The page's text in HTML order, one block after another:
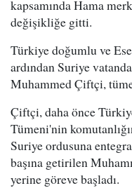
kapsamında Hama
değişikliğe gitti.
Türkiye doğumlu ve
ardından Suriye
Muhammed Çiftçi,
Çiftçi, daha önce
Tümeni'nin
Suriye ordusuna
başına getirilen
yerine göreve başladı.